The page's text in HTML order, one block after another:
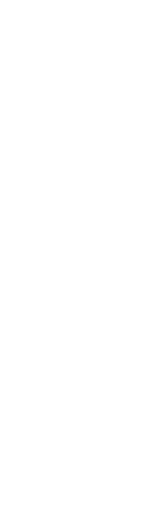
Encadrée par
du Code
entités
de la
(un ou
France au 1er
directement
juridiques
morales,
comparables.
pouvons citer
Elle est assise
vénale des
1er janvier de
enregistrés
exerçant
promoteur-
régulièrement